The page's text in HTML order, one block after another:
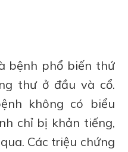
bệnh phổ biến thứ
thư ở đầu và cổ.
không có biểu
chỉ bị khản tiếng,
Các triệu chứng